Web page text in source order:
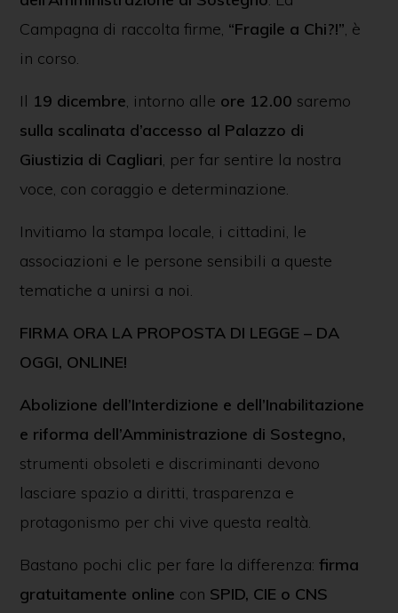
Campagna di raccolta firme, “Fragile a Chi?!”, è
in corso.
Il 19 dicembre, intorno alle ore 12.00 saremo
sulla scalinata d’accesso al Palazzo di
Giustizia di Cagliari, per far sentire la nostra
voce, con coraggio e determinazione.
Invitiamo la stampa locale, i cittadini, le
associazioni e le persone sensibili a queste
tematiche a unirsi a noi.
FIRMA ORA LA PROPOSTA DI LEGGE – DA
OGGI, ONLINE!
Abolizione dell’Interdizione e dell’Inabilitazione
e riforma dell’Amministrazione di Sostegno,
strumenti obsoleti e discriminanti devono
lasciare spazio a diritti, trasparenza e
protagonismo per chi vive questa realtà.
Bastano pochi clic per fare la differenza: firma
gratuitamente online con SPID, CIE o CNS